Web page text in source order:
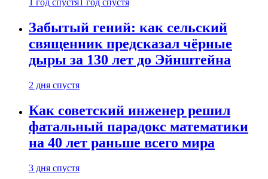
1 год спустя 1 год спустя
Забытый гений: как сельский
священник предсказал чёрные
дыры за 130 лет до Эйнштейна
2 дня спустя
Как советский инженер решил
фатальный парадокс математики
на 40 лет раньше всего мира
3 дня спустя